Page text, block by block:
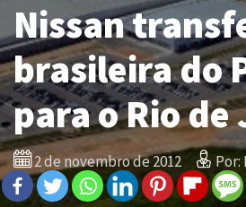
Nissan
brasileira do
para o Rio de
2 de novembro de 2012 Por: